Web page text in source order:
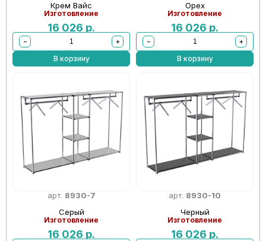
Крем Вайс
Изготовление
16 026 р.
−
+
В корзину
Орех
Изготовление
16 026 р.
−
+
В корзину
арт. 8930-7
Серый
Изготовление
16 026 р.
арт. 8930-10
Черный
Изготовление
16 026 р.